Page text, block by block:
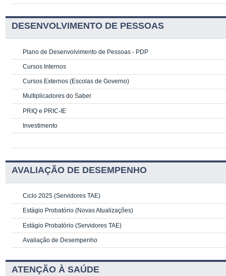
DESENVOLVIMENTO DE PESSOAS
Plano de Desenvolvimento de Pessoas - PDP
Cursos Internos
Cursos Externos (Escolas de Governo)
Multiplicadores do Saber
PRIQ e PRIC-IE
Investimento
AVALIAÇÃO DE DESEMPENHO
Ciclo 2025 (Servidores TAE)
Estágio Probatório (Novas Atualizações)
Estágio Probatório (Servidores TAE)
Avaliação de Desempenho
ATENÇÃO À SAÚDE